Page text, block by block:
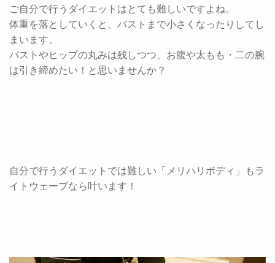
ご自分で行うダイエットはとても難しいですよね。
体重を落としていくと、バストまで小さくなったりしてし
まいます。
バストやヒップの丸みは残しつつ、お腹や太もも・二の腕
は引き締めたい！と思いませんか？
自分で行うダイエットでは難しい「メリハリボディ」もラ
イトウェーブなら叶います！